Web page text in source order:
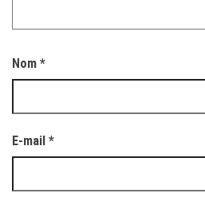
Nom *
E-mail *